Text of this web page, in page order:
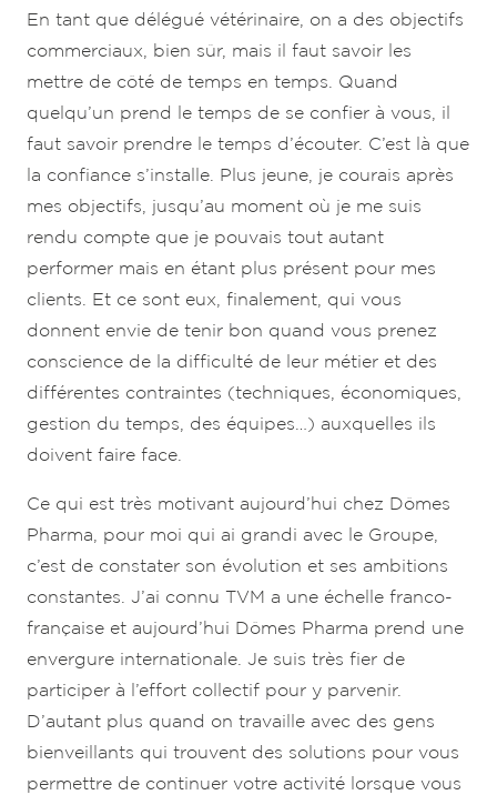
En tant que délégué vétérinaire, on a des objectifs
commerciaux, bien sûr, mais il faut savoir les
mettre de côté de temps en temps. Quand
quelqu’un prend le temps de se confier à vous, il
faut savoir prendre le temps d’écouter. C’est là que
la confiance s’installe. Plus jeune, je courais après
mes objectifs, jusqu’au moment où je me suis
rendu compte que je pouvais tout autant
performer mais en étant plus présent pour mes
clients. Et ce sont eux, finalement, qui vous
donnent envie de tenir bon quand vous prenez
conscience de la difficulté de leur métier et des
différentes contraintes (techniques, économiques,
gestion du temps, des équipes…) auxquelles ils
doivent faire face.
Ce qui est très motivant aujourd’hui chez Dômes
Pharma, pour moi qui ai grandi avec le Groupe,
c’est de constater son évolution et ses ambitions
constantes. J’ai connu TVM a une échelle franco-
française et aujourd’hui Dômes Pharma prend une
envergure internationale. Je suis très fier de
participer à l’effort collectif pour y parvenir.
D’autant plus quand on travaille avec des gens
bienveillants qui trouvent des solutions pour vous
permettre de continuer votre activité lorsque vous